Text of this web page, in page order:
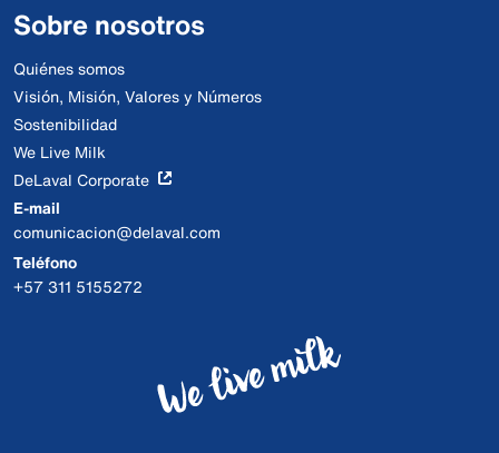
Sobre nosotros
Quiénes somos
Visión, Misión, Valores y Números
Sostenibilidad
We Live Milk
DeLaval Corporate
E-mail
comunicacion@delaval.com
Teléfono
+57 311 5155272